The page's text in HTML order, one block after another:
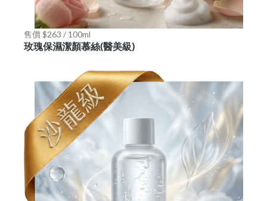
售價 $263 / 100ml
玫瑰保濕潔顏慕絲(醫美級)